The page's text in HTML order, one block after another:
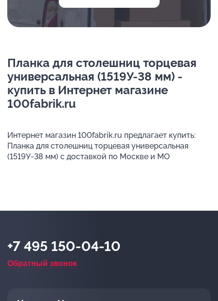
Планка для столешниц торцевая
универсальная (1519У-38 мм) -
купить в Интернет магазине
100fabrik.ru
Интернет магазин 100fabrik.ru предлагает купить:
Планка для столешниц торцевая универсальная
(1519У-38 мм) с доставкой по Москве и МО
+7 495 150-04-10
Обратный звонок